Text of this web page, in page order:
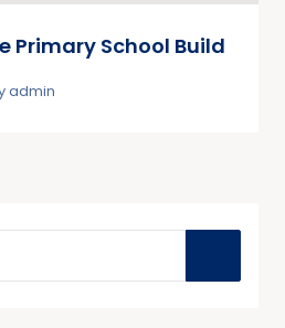
Primary School Build
admin